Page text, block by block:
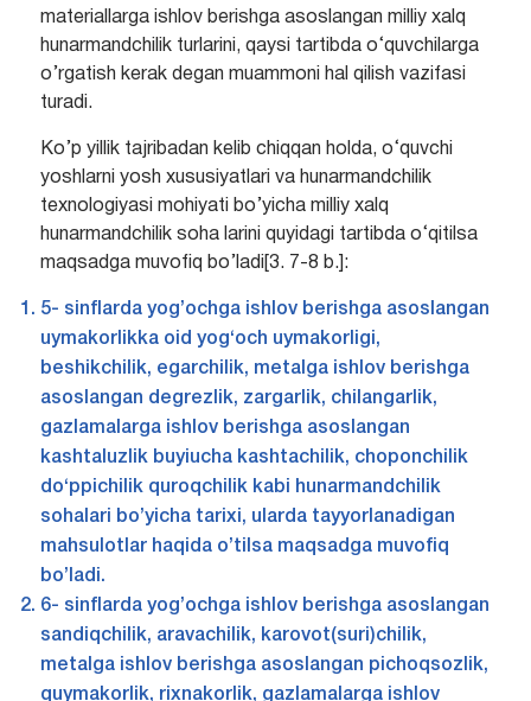
materiallarga ishlov berishga asoslangan milliy xalq
hunarmandchilik turlarini, qaysi tartibda o‘quvchilarga
o’rgatish kerak degan muammoni hal qilish vazifasi
turadi.
Ko’p yillik tajribadan kelib chiqqan holda, o‘quvchi
yoshlarni yosh xususiyatlari va hunarmandchilik
texnologiyasi mohiyati bo’yicha milliy xalq
hunarmandchilik soha larini quyidagi tartibda o‘qitilsa
maqsadga muvofiq bo’ladi[3. 7-8 b.]:
5- sinflarda yog’ochga ishlov berishga asoslangan
uymakorlikka oid yog‘och uymakorligi,
beshikchilik, egarchilik, metalga ishlov berishga
asoslangan degrezlik, zargarlik, chilangarlik,
gazlamalarga ishlov berishga asoslangan
kashtaluzlik buyiucha kashtachilik, choponchilik
do‘ppichilik quroqchilik kabi hunarmandchilik
sohalari bo’yicha tarixi, ularda tayyorlanadigan
mahsulotlar haqida o’tilsa maqsadga muvofiq
bo’ladi.
6- sinflarda yog’ochga ishlov berishga asoslangan
sandiqchilik, aravachilik, karovot(suri)chilik,
metalga ishlov berishga asoslangan pichoqsozlik,
quymakorlik, rixnakorlik, gazlamalarga ishlov